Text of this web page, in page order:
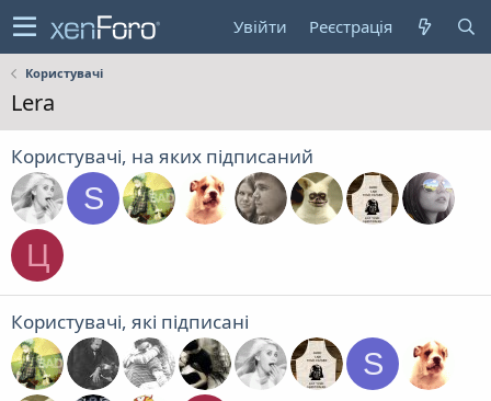
Увійти Реєстрація
Користувачі
Lera
Користувачі, на яких підписаний
S
Ц
Користувачі, які підписані
S